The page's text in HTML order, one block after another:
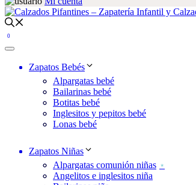
0
Zapatos Bebés
Alpargatas bebé
Bailarinas bebé
Botitas bebé
Inglesitos y pepitos bebé
Lonas bebé
Zapatos Niñas
Alpargatas comunión niñas
Angelitos e inglesitos niña